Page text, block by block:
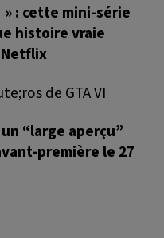
: cette mini-série
histoire vraie
“large aperçu”
première le 27